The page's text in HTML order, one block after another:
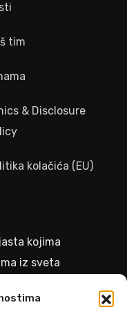
tim
& Disclosure
kolačića (EU)
kojima
iz sveta